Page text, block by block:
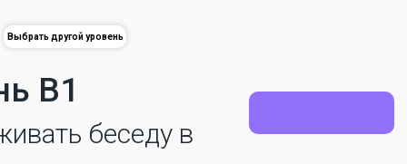
B1
беседу в
Выбрать другой уровень